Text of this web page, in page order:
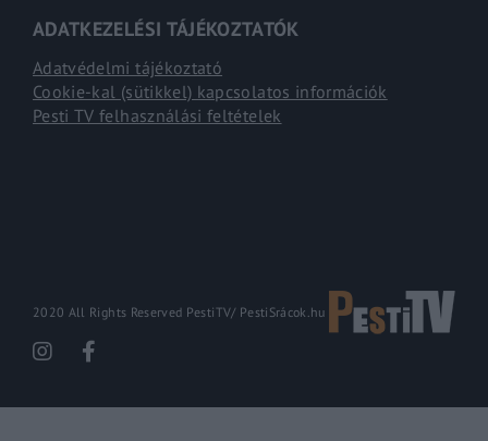
ADATKEZELÉSI TÁJÉKOZTATÓK
Adatvédelmi tájékoztató
Cookie-kal (sütikkel) kapcsolatos információk
Pesti TV felhasználási feltételek
2020 All Rights Reserved PestiTV/ PestiSrácok.hu